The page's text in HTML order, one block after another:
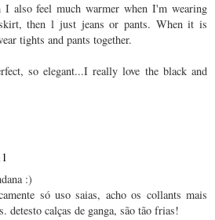
also feel much warmer when I'm wearing
then l just jeans or pants. When it is
tights and pants together.
so elegant...I really love the black and
:)
só uso saias, acho os collants mais
detesto calças de ganga, são tão frias!